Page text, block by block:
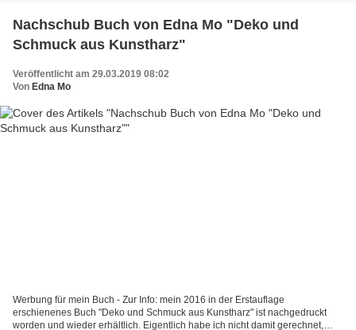
Nachschub Buch von Edna Mo "Deko und
Schmuck aus Kunstharz"
Veröffentlicht am 29.03.2019 08:02
Von Edna Mo
Werbung für mein Buch - Zur Info: mein 2016 in der Erstauflage
erschienenes Buch "Deko und Schmuck aus Kunstharz" ist nachgedruckt
worden und wieder erhältlich. Eigentlich habe ich nicht damit gerechnet,